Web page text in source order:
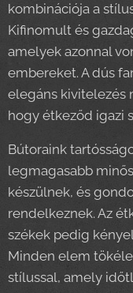
kombinációja a
Kifinomult és
amelyek azonnal
embereket. A dús
elegáns kivitelezés
hogy étkeződ igazi
Bútoraink
legmagasabb
készülnek, és
rendelkeznek. Az
székek pedig
Minden elem
stílussal, amely